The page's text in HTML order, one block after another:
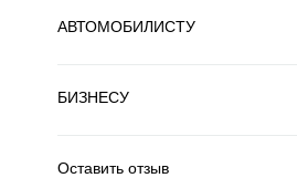
АВТОМОБИЛИСТУ
БИЗНЕСУ
Оставить отзыв